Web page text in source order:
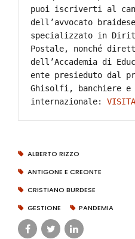
puoi iscriverti al
dell’avvocato
specializzato in
Postale, nonché
dell’Accademia di
ente presieduto dal
Ghisolfi, banchiere
internazionale:
ALBERTO RIZZO
ANTIGONE E CREONTE
CRISTIANO BURDESE
GESTIONE
PANDEMIA